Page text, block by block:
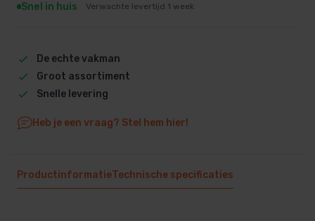
Snel in huis Verwachte levertijd 1 week
De echte vakman
Groot assortiment
Snelle levering
Heb je een vraag? Stel hem hier!
ProductinformatieTechnische specificaties